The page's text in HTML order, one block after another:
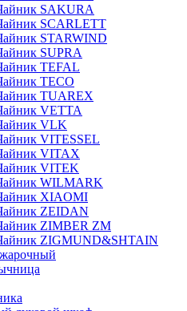
SAKURA
SCARLETT
STARWIND
SUPRA
TEFAL
TECO
TUAREX
VETTA
VLK
VITESSEL
VITAX
VITEK
WILMARK
XIAOMI
ZEIDAN
ZIMBER ZM
ZIGMUND&SHTAIN